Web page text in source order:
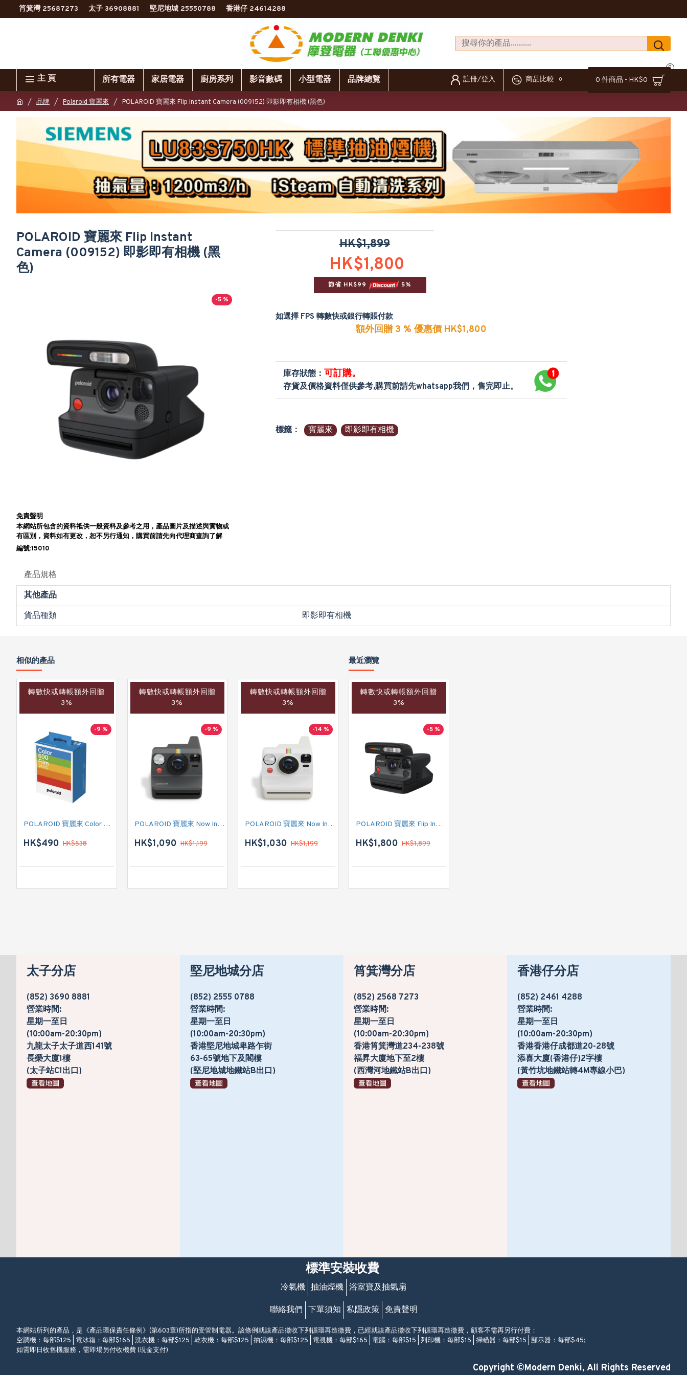
筲箕灣 25687273 太子 36908881 堅尼地城 25550788 香港仔 24614288
主 頁 所有電器 家居電器 廚房系列 影音數碼 小型電器 品牌總覽 註冊/登入 商品比較 0 0 件商品 - HK$0
0
品牌 Polaroid 寶麗來 POLAROID 寶麗來 Flip Instant Camera (009152) 即影即有相機 (黑色)
POLAROID 寶麗來 Flip Instant
Camera (009152) 即影即有相機 (黑
色)
-5 %
免責聲明
本網站所包含的資料祗供一般資料及參考之用，產品圖片及描述與實物或
有區別，資料如有更改，恕不另行通知，購買前請先向代理商查詢了解
編號:15010
HK$1,800
HK$1,899
節省 HK$99 5%
如選擇 FPS 轉數快或銀行轉賬付款
額外回贈 3 % 優惠價 HK$1,800
庫存狀態： 可訂購。
存貨及價格資料僅供參考,購買前請先whatsapp我們，售完即止。
標籤： 寶麗來 即影即有相機
產品規格
其他產品
貨品種類
即影即有相機
相似的產品
轉數快或轉帳額外回贈
3%
-9 %
POLAROID 寶麗來 Color Film for 600 - Triple Pack 白框 (006273) 即影即有菲林相紙
HK$490 HK$538
轉數快或轉帳額外回贈
3%
-9 %
POLAROID 寶麗來 Now Instant Camera Generation 3 (009154) 即影即有相機 (黑色)
HK$1,090 HK$1,199
轉數快或轉帳額外回贈
3%
-14 %
POLAROID 寶麗來 Now Instant Camera Generation 3 (009155) 即影即有相機 (卵石白色)
HK$1,030 HK$1,199
最近瀏覽
轉數快或轉帳額外回贈
3%
-5 %
POLAROID 寶麗來 Flip Instant Camera (009152) 即影即有相機 (黑色)
HK$1,800 HK$1,899
太子分店
(852) 3690 8881
營業時間:
星期一至日
(10:00am-20:30pm)
九龍太子太子道西141號
長榮大廈1樓
(太子站C1出口)
堅尼地城分店
(852) 2555 0788
營業時間:
星期一至日
(10:00am-20:30pm)
香港堅尼地城卑路乍街
63-65號地下及閣樓
(堅尼地城地鐵站B出口)
筲箕灣分店
(852) 2568 7273
營業時間:
星期一至日
(10:00am-20:30pm)
香港筲箕灣道234-238號
福昇大廈地下至2樓
(西灣河地鐵站B出口)
香港仔分店
(852) 2461 4288
營業時間:
星期一至日
(10:00am-20:30pm)
香港香港仔成都道20-28號
添喜大廈(香港仔)2字樓
(黃竹坑地鐵站轉4M專線小巴)
標準安裝收費
冷氣機 抽油煙機 浴室寶及抽氣扇
聯絡我們 下單須知 私隱政策 免責聲明
本網站所列的產品，是《產品環保責任條例》(第603章)所指的受管制電器。該條例就該產品徵收下列循環再造徵費，已經就該產品徵收下列循環再造徵費，顧客不需再另行付費：
空調機：每部$125 | 電冰箱：每部$165 | 洗衣機：每部$125 | 乾衣機：每部$125 | 抽濕機：每部$125 | 電視機：每部$165 | 電腦：每部$15 | 列印機：每部$15 | 掃瞄器：每部$15 | 顯示器：每部$45;
如需即日收舊機服務，需即場另付收機費 (現金支付)
Copyright ©Modern Denki, All Rights Reserved